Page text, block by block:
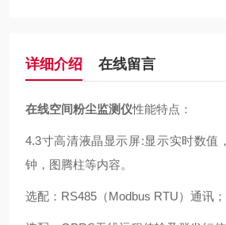
详细介绍 在线留言
在线空间粉尘监测仪性能特点：
4.3寸高清液晶显示屏:显示实时数值
钟，图腾柱等内容。
选配：RS485（Modbus RTU）通讯；